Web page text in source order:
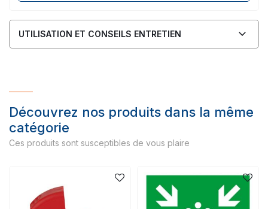
UTILISATION ET CONSEILS ENTRETIEN
Découvrez nos produits dans la même
catégorie
Ces produits sont susceptibles de vous plaire